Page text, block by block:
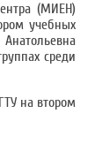
(МИЕН)
учебных
среди
на втором